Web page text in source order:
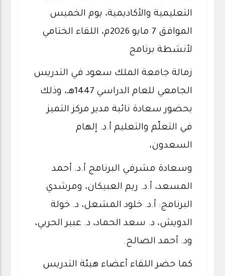
التعليمية والأكاديمية، يوم الخميس
الموافق 7 مايو 2026م، اللقاء الختامي
لأنشطة برنامج
زمالة جامعة الملك سعود في التدريس
الجامعي للعام الدراسي 1447هـ، وذلك
بحضور سعادة نائبة مدير مركز التميز
في التعلّم والتعليم أ.د. إلهام
السعدون،
وسعادة مشرفي البرنامج أ.د. أحمد
المسعد، أ.د. ريم العبيكان، ومرشدي
البرنامج: أ.د. خلود المشعل، د. خولة
الدويش، د. سعد الحماد، د. عبير الحربي،
ود. أحمد الصالح.
كما حضر اللقاء أعضاء هيئة التدريس